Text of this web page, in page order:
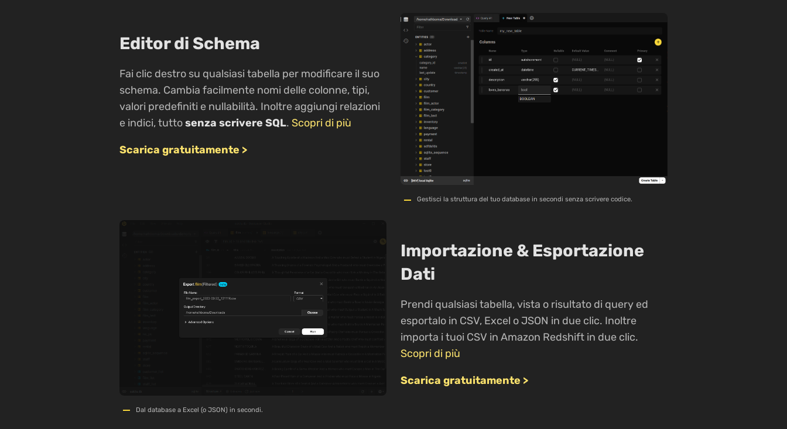
Editor di Schema
Fai clic destro su qualsiasi tabella per modificare il suo
schema. Cambia facilmente nomi delle colonne, tipi,
valori predefiniti e nullabilità. Inoltre aggiungi relazioni
e indici, tuttosenza scrivere SQL. Scopri di più
Scarica gratuitamente >
Gestisci la struttura del tuo database in secondi senza scrivere codice.
Importazione & Esportazione
Dati
Prendi qualsiasi tabella, vista o risultato di query ed
esportalo in CSV, Excel o JSON in due clic. Inoltre
importa i tuoi CSV in Amazon Redshift in due clic.
Scopri di più
Scarica gratuitamente >
Dal database a Excel (o JSON) in secondi.